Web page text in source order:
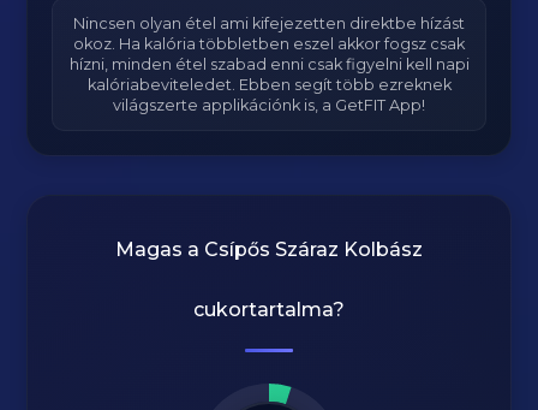
Nincsen olyan étel ami kifejezetten direktbe hízást
okoz. Ha kalória többletben eszel akkor fogsz csak
hízni, minden étel szabad enni csak figyelni kell napi
kalóriabeviteledet. Ebben segít több ezreknek
világszerte applikációnk is, a GetFIT App!
Magas a Csípős Száraz Kolbász
cukortartalma?